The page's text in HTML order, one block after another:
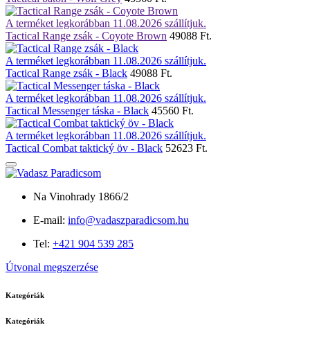
A terméket legkorábban 11.08.2026 szállítjuk.
Tactical Range zsák - Coyote Brown 49088 Ft.
A terméket legkorábban 11.08.2026 szállítjuk.
Tactical Range zsák - Black 49088 Ft.
A terméket legkorábban 11.08.2026 szállítjuk.
Tactical Messenger táska - Black 45560 Ft.
A terméket legkorábban 11.08.2026 szállítjuk.
Tactical Combat taktický öv - Black 52623 Ft.
Na Vinohrady 1866/2
E-mail: info@vadaszparadicsom.hu
Tel: +421 904 539 285
Útvonal megszerzése
Kategóriák
Kategóriák